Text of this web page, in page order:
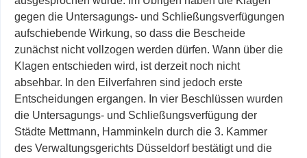
gegen die Untersagungs- und Schließungsverfügungen
aufschiebende Wirkung, so dass die Bescheide
zunächst nicht vollzogen werden dürfen. Wann über die
Klagen entschieden wird, ist derzeit noch nicht
absehbar. In den Eilverfahren sind jedoch erste
Entscheidungen ergangen. In vier Beschlüssen wurden
die Untersagungs- und Schließungsverfügung der
Städte Mettmann, Hamminkeln durch die 3. Kammer
des Verwaltungsgerichts Düsseldorf bestätigt und die